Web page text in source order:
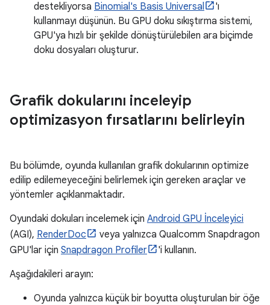
destekliyorsa Binomial's Basis Universal
'ı
kullanmayı düşünün. Bu GPU doku sıkıştırma sistemi,
GPU'ya hızlı bir şekilde dönüştürülebilen ara biçimde
doku dosyaları oluşturur.
Grafik dokularını inceleyip
optimizasyon fırsatlarını belirleyin
Bu bölümde, oyunda kullanılan grafik dokularının optimize
edilip edilemeyeceğini belirlemek için gereken araçlar ve
yöntemler açıklanmaktadır.
Oyundaki dokuları incelemek için Android GPU İnceleyici
(AGI), RenderDoc
veya yalnızca Qualcomm Snapdragon
GPU'lar için Snapdragon Profiler
'i kullanın.
Aşağıdakileri arayın:
Oyunda yalnızca küçük bir boyutta oluşturulan bir öğe